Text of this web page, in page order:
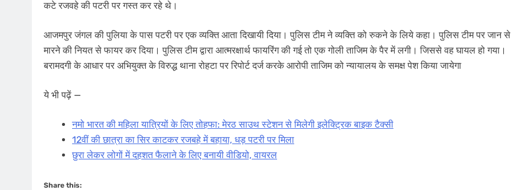
कटे रजवहे की पटरी पर गस्त कर रहे थे।
आजमपुर जंगल की पुलिया के पास पटरी पर एक व्यक्ति आता दिखायी दिया। पुलिस टीम ने व्यक्ति को रुकने के लिये कहा। पुलिस टीम पर जान से
मारने की नियत से फायर कर दिया। पुलिस टीम द्वारा आत्मरक्षार्थ फायरिंग की गई तो एक गोली ताजिम के पैर में लगी। जिससे वह घायल हो गया।
बरामदगी के आधार पर अभियुक्त के विरुद्ध थाना रोहटा पर रिपोर्ट दर्ज करके आरोपी ताजिम को न्यायालय के समक्ष पेश किया जायेगा
ये भी पढ़ें —
नमो भारत की महिला यात्रियों के लिए तोहफा: मेरठ साउथ स्टेशन से मिलेगी इलेक्ट्रिक बाइक टैक्सी
12वीं की छात्रा का सिर काटकर रजबहे में बहाया, धड़ पटरी पर मिला
छुरा लेकर लोगों में दहशत फैलाने के लिए बनायी वीडियो, वायरल
Share this: